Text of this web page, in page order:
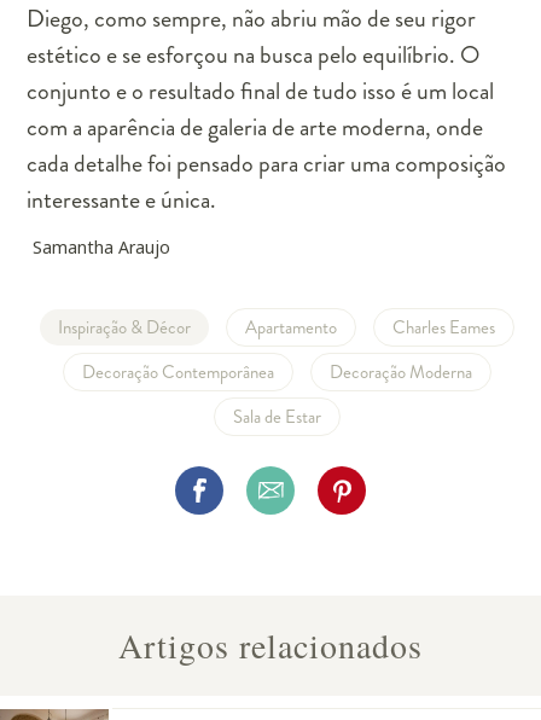
Diego, como sempre, não abriu mão de seu rigor
estético e se esforçou na busca pelo equilíbrio. O
conjunto e o resultado final de tudo isso é um local
com a aparência de galeria de arte moderna, onde
cada detalhe foi pensado para criar uma composição
interessante e única.
Samantha Araujo
Inspiração & Décor Apartamento
Charles Eames
Decoração Contemporânea
Decoração Moderna
Sala de Estar
Artigos relacionados